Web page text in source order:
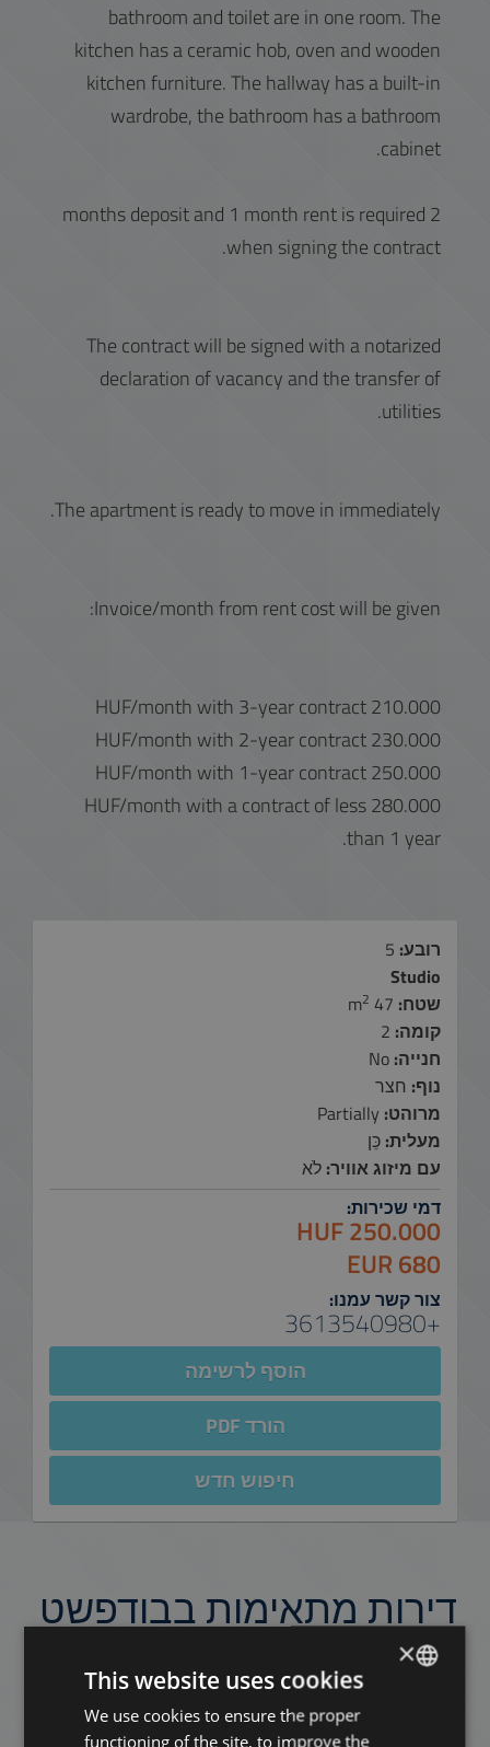
bathroom and toilet are in one room. The
kitchen has a ceramic hob, oven and wooden
kitchen furniture. The hallway has a built-in
wardrobe, the bathroom has a bathroom
cabinet.
2 months deposit and 1 month rent is required
when signing the contract.
The contract will be signed with a notarized
declaration of vacancy and the transfer of
utilities.
The apartment is ready to move in immediately.
Invoice/month from rent cost will be given:
210.000 HUF/month with 3-year contract
230.000 HUF/month with 2-year contract
250.000 HUF/month with 1-year contract
280.000 HUF/month with a contract of less
than 1 year.
רובע:
Studio
שטח:
2
קומה:
חנייה:
נוף: חצר
מרוהט:
מעלית: כֵּן
עם מיזוג אוויר: לֹא
דמי שכירות:
250.000 HUF
680 EUR
צור קשר עמנו:
+3613540980
הוסף לרשימה
הורד PDF
חיפוש חדש
דירות מתאימות בבודפשט
באותו רובע
הוסף לרשימה
ENGLISH
×
This website uses cookies
We use cookies to ensure the proper
functioning of the site, to improve the